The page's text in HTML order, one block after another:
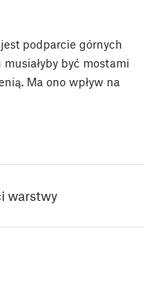
podparcie górnych
być mostami
Ma ono wpływ na
warstwy